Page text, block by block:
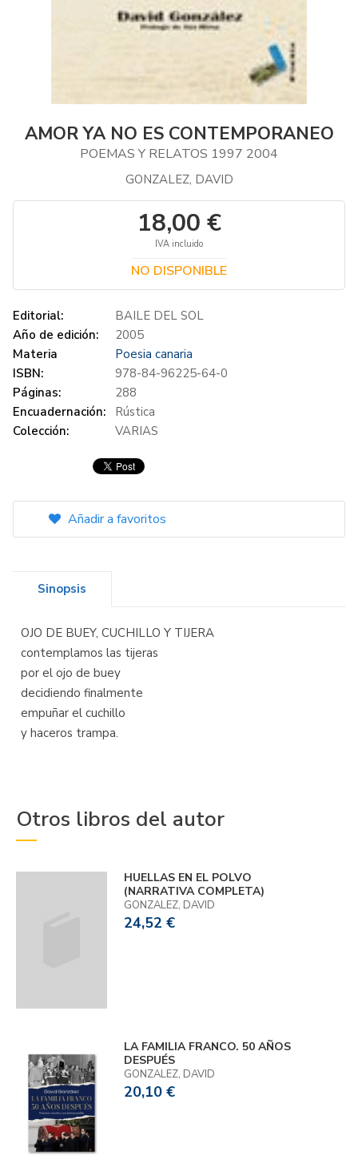
AMOR YA NO ES CONTEMPORANEO
POEMAS Y RELATOS 1997 2004
GONZALEZ, DAVID
18,00 €
IVA incluido
NO DISPONIBLE
Editorial:
BAILE DEL SOL
Año de edición:
2005
Materia
Poesia canaria
ISBN:
978-84-96225-64-0
Páginas:
288
Encuadernación:
Rústica
Colección:
VARIAS
Añadir a favoritos
Sinopsis
OJO DE BUEY, CUCHILLO Y TIJERA
contemplamos las tijeras
por el ojo de buey
decidiendo finalmente
empuñar el cuchillo
y haceros trampa.
Otros libros del autor
HUELLAS EN EL POLVO
(NARRATIVA COMPLETA)
GONZALEZ, DAVID
24,52 €
LA FAMILIA FRANCO. 50 AÑOS
DESPUÉS
GONZALEZ, DAVID
20,10 €